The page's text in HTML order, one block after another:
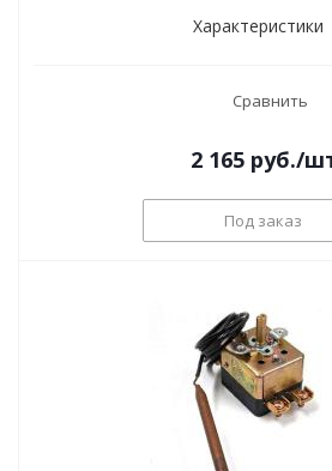
Характеристики
Сравнить
2 165 руб./
Под заказ